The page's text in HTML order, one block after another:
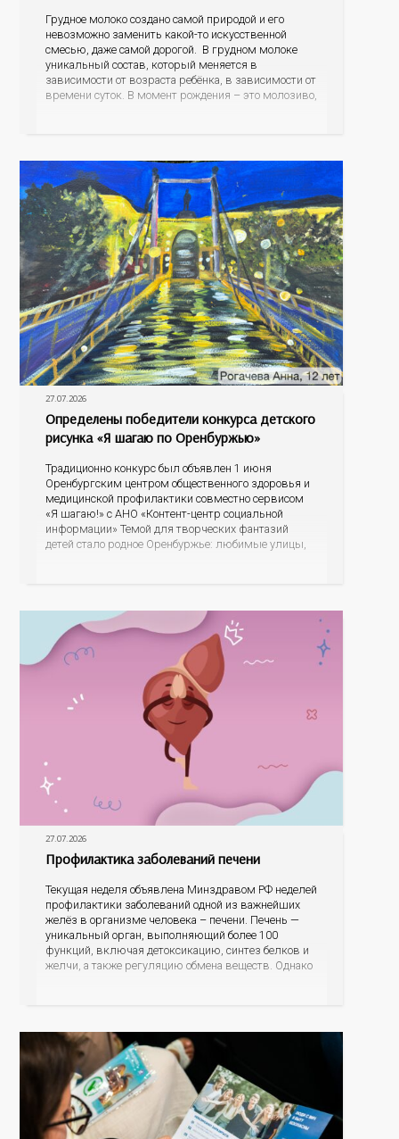
Грудное молоко создано самой природой и его
невозможно заменить какой-то искусственной
смесью, даже самой дорогой. В грудном молоке
уникальный состав, который меняется в
зависимости от возраста ребёнка, в зависимости от
времени суток. В момент рождения – это молозиво,
27.07.2026
Определены победители конкурса детского
рисунка «Я шагаю по Оренбуржью»
Традиционно конкурс был объявлен 1 июня
Оренбургским центром общественного здоровья и
медицинской профилактики совместно сервисом
«Я шагаю!» с АНО «Контент-центр социальной
информации» Темой для творческих фантазий
детей стало родное Оренбуржье: любимые улицы,
27.07.2026
Профилактика заболеваний печени
Текущая неделя объявлена Минздравом РФ неделей
профилактики заболеваний одной из важнейших
желёз в организме человека – печени. Печень —
уникальный орган, выполняющий более 100
функций, включая детоксикацию, синтез белков и
желчи, а также регуляцию обмена веществ. Однако